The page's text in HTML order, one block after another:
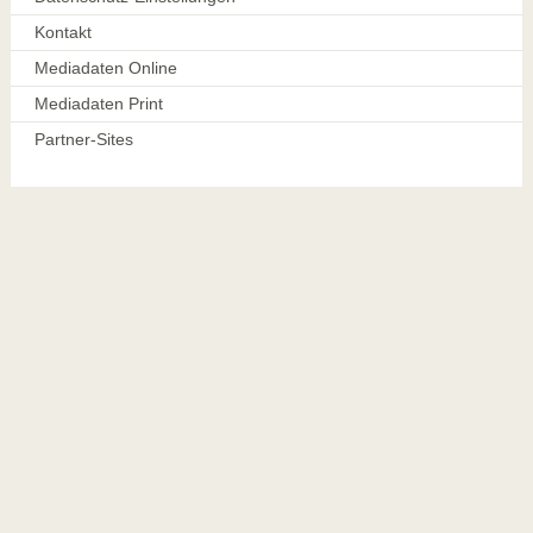
Kontakt
Mediadaten Online
Mediadaten Print
Partner-Sites